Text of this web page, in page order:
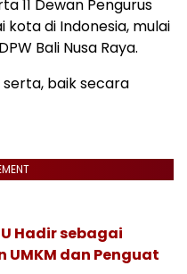
11 Dewan Pengurus
di Indonesia, mulai
Bali Nusa Raya.
serta, baik secara
Hadir sebagai
UMKM dan Penguat